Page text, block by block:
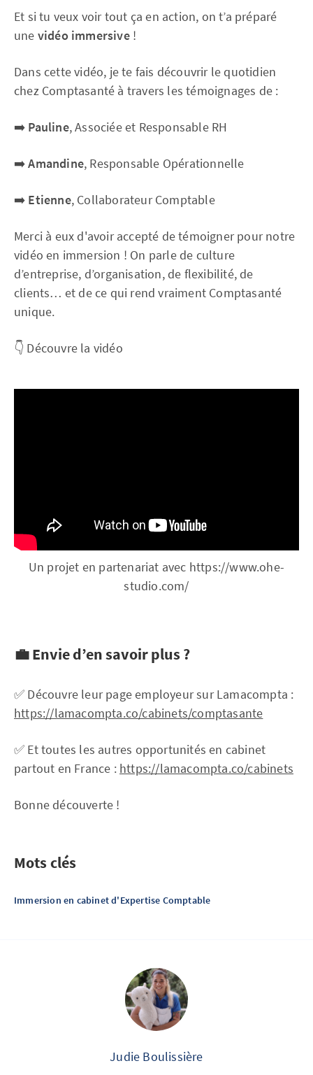
Et si tu veux voir tout ça en action, on t’a préparé
une vidéo immersive!
Dans cette vidéo, je te fais découvrir le quotidien
chez Comptasanté à travers les témoignages de :
➡️ Pauline, Associée et Responsable RH
➡️Amandine, Responsable Opérationnelle
➡️ Etienne, Collaborateur Comptable
Merci à eux d'avoir accepté de témoigner pour notre
vidéo en immersion ! On parle de culture
d’entreprise, d’organisation, de flexibilité, de
clients… et de ce qui rend vraiment Comptasanté
unique.
👇 Découvre la vidéo
Un projet en partenariat avec https://www.ohe-
studio.com/
💼 Envie d’en savoir plus ?
✅ Découvre leur page employeur sur Lamacompta :
https://lamacompta.co/cabinets/comptasante
✅ Et toutes les autres opportunités en cabinet
partout en France : https://lamacompta.co/cabinets
Bonne découverte !
Mots clés
Immersion en cabinet d'Expertise Comptable
Judie Boulissière